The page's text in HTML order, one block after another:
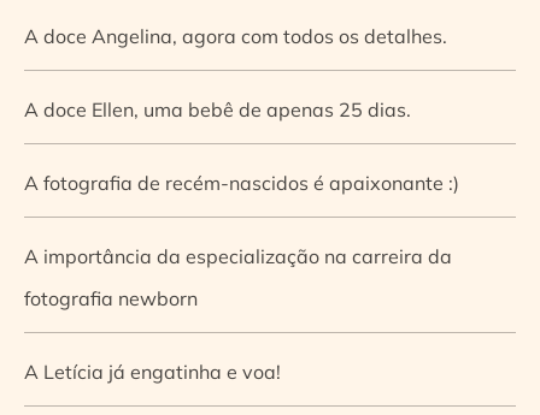
A doce Angelina, agora com todos os detalhes.
A doce Ellen, uma bebê de apenas 25 dias.
A fotografia de recém-nascidos é apaixonante :)
A importância da especialização na carreira da
fotografia newborn
A Letícia já engatinha e voa!